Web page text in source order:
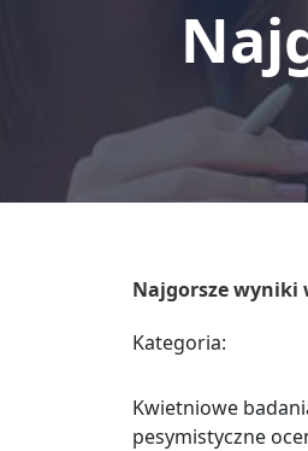
Najgorsze wyniki
Kategoria:
Kwietniowe
pesymistyczne